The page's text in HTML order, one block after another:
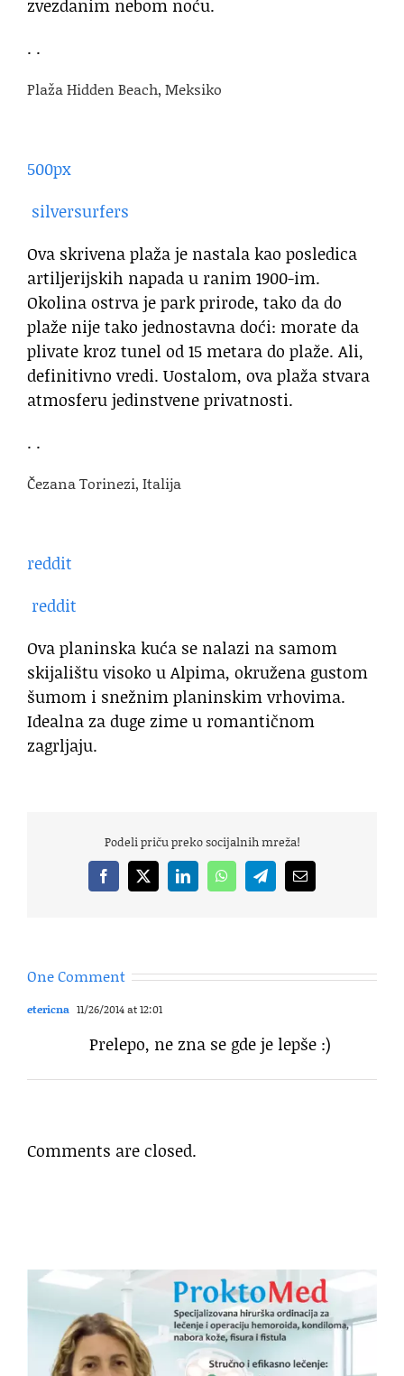
zvezdanim nebom noću.
. .
Plaža Hidden Beach, Meksiko
500px
silversurfers
Ova skrivena plaža je nastala kao posledica
artiljerijskih napada u ranim 1900-im.
Okolina ostrva je park prirode, tako da do
plaže nije tako jednostavna doći: morate da
plivate kroz tunel od 15 metara do plaže. Ali,
definitivno vredi. Uostalom, ova plaža stvara
atmosferu jedinstvene privatnosti.
. .
Čezana Torinezi, Italija
reddit
reddit
Ova planinska kuća se nalazi na samom
skijalištu visoko u Alpima, okružena gustom
šumom i snežnim planinskim vrhovima.
Idealna za duge zime u romantičnom
zagrljaju.
Podeli priču preko socijalnih mreža!
Facebook
X LinkedInWhatsAppTelegramEmail
One Comment
etericna 11/26/2014 at 12:01
Prelepo, ne zna se gde je lepše :)
Comments are closed.